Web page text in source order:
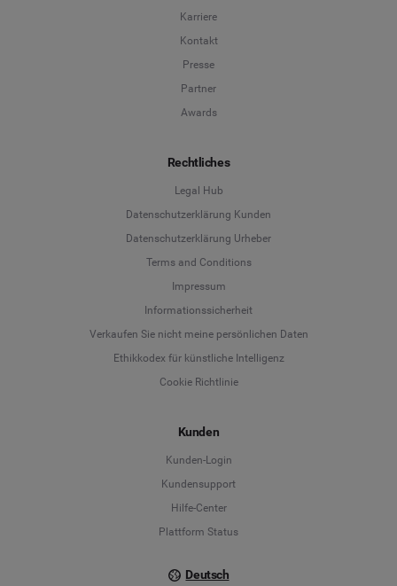
Karriere
Kontakt
Presse
Partner
Awards
Rechtliches
Legal Hub
Datenschutzerklärung Kunden
Datenschutzerklärung Urheber
Terms and Conditions
Impressum
Informationssicherheit
Verkaufen Sie nicht meine persönlichen Daten
Ethikkodex für künstliche Intelligenz
Cookie Richtlinie
Kunden
Kunden-Login
Kundensupport
Hilfe-Center
Plattform Status
Deutsch
Deutsch
English